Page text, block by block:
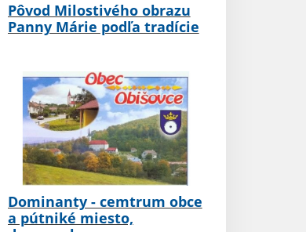
Pôvod Milostivého obrazu
Panny Márie podľa tradície
Dominanty - cemtrum obce
a pútniké miesto,